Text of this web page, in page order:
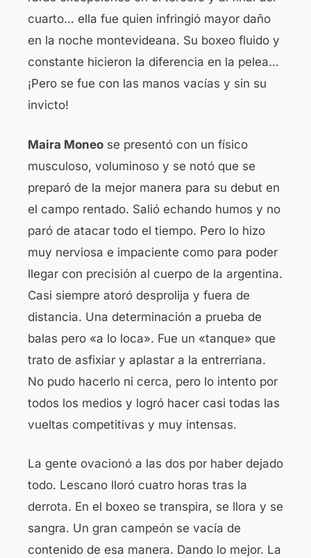
cuarto… ella fue quien infringió mayor daño
en la noche montevideana. Su boxeo fluido y
constante hicieron la diferencia en la pelea…
¡Pero se fue con las manos vacías y sin su
invicto!
Maira Moneo se presentó con un físico
musculoso, voluminoso y se notó que se
preparó de la mejor manera para su debut en
el campo rentado. Salió echando humos y no
paró de atacar todo el tiempo. Pero lo hizo
muy nerviosa e impaciente como para poder
llegar con precisión al cuerpo de la argentina.
Casi siempre atoró desprolija y fuera de
distancia. Una determinación a prueba de
balas pero «a lo loca». Fue un «tanque» que
trato de asfixiar y aplastar a la entrerriana.
No pudo hacerlo ni cerca, pero lo intento por
todos los medios y logró hacer casi todas las
vueltas competitivas y muy intensas.
La gente ovacionó a las dos por haber dejado
todo. Lescano lloró cuatro horas tras la
derrota. En el boxeo se transpira, se llora y se
sangra. Un gran campeón se vacía de
contenido de esa manera. Dando lo mejor. La